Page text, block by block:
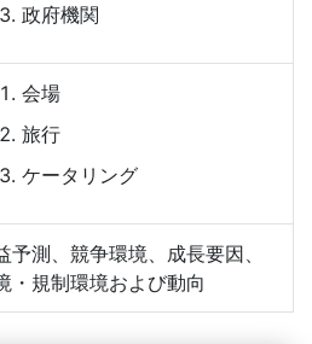
政府機関
会場
旅行
ケータリング
予測、競争環境、成長要因、
・規制環境および動向